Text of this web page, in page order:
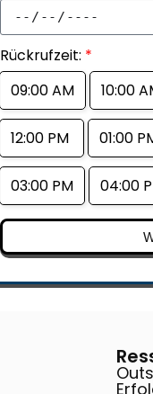
Rückrufzeit: *
09:00 AM
10:00
12:00 PM 01:00
03:00 PM 04:00